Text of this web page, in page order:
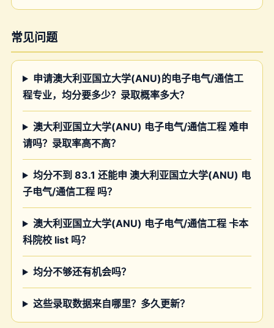
常见问题
申请澳大利亚国立大学(ANU)的电子电气/通信工
程专业，均分要多少？录取概率多大？
澳大利亚国立大学(ANU) 电子电气/通信工程 难申
请吗？录取率高不高？
均分不到 83.1 还能申 澳大利亚国立大学(ANU) 电
子电气/通信工程 吗？
澳大利亚国立大学(ANU) 电子电气/通信工程 卡本
科院校 list 吗？
均分不够还有机会吗？
这些录取数据来自哪里？多久更新？